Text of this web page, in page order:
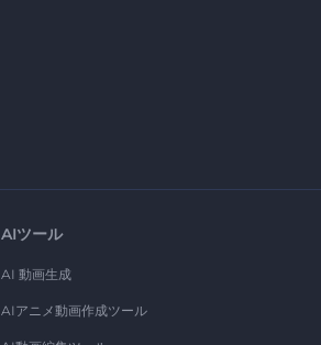
AIツール
AI 動画生成
AIアニメ動画作成ツール